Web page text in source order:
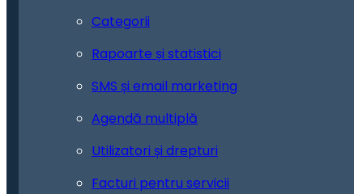
Categorii
Rapoarte și statistici
SMS și email marketing
Agendă multiplă
Utilizatori și drepturi
Facturi pentru servicii